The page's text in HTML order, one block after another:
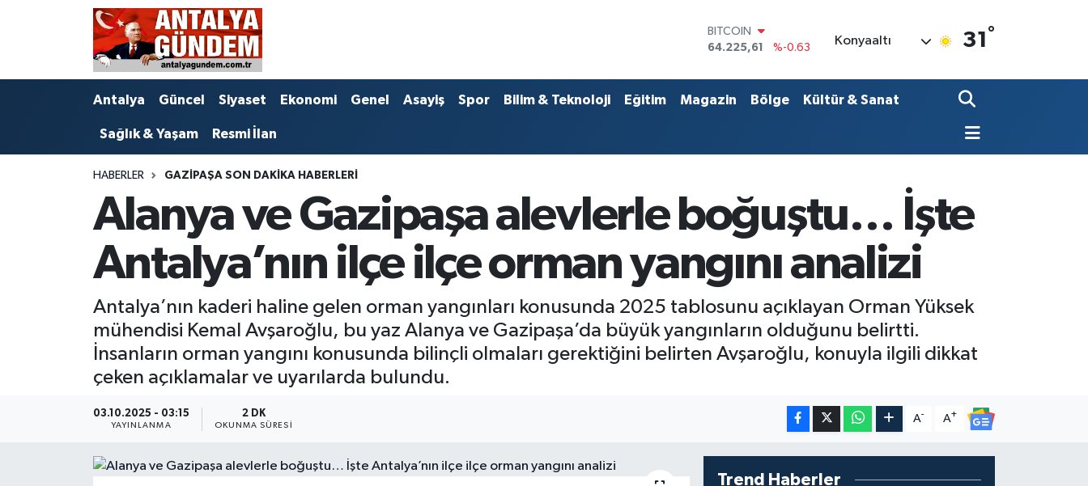
DOLAR
47,7143
%0.16
55,0317
%-0.02
STERLİN
64.225,61
%-0.63
Konyaaltı 31 °
Antalya Güncel Siyaset Ekonomi Genel Asayiş Spor Bilim & Teknoloji Eğitim Magazin Bölge Kültür & Sanat
Sağlık & Yaşam Resmi İlan
HABERLER GAZIPAŞA SON DAKIKA HABERLERI
Alanya ve Gazipaşa alevlerle boğuştu… İşte
Antalya’nın ilçe ilçe orman yangını analizi
Antalya’nın kaderi haline gelen orman yangınları konusunda 2025 tablosunu açıklayan Orman Yüksek
mühendisi Kemal Avşaroğlu, bu yaz Alanya ve Gazipaşa’da büyük yangınların olduğunu belirtti.
İnsanların orman yangını konusunda bilinçli olmaları gerektiğini belirten Avşaroğlu, konuyla ilgili dikkat
çeken açıklamalar ve uyarılarda bulundu.
03.10.2025 - 03:15
YAYINLANMA
2 DK
OKUNMA SÜRESI
A- A+
Trend Haberler
Antalya
Bilim & Teknoloji
EĞİTİM
Ekonomi
Görüntülü Haber
Kültür & Sanat
Magazin
Antalya Nöbetçi Eczaneler
Antalya Hava Durumu
Antalya Namaz Vakitleri
Antalya Trafik Yoğunluk Haritası
Süper Lig Puan Durumu ve Fikstür
Tüm Manşetler
Son Dakika Haberleri
Haber Arşivi